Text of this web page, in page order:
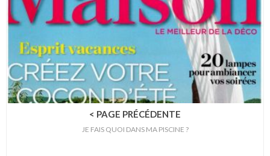
< PAGE PRÉCÉDENTE
JE FAIS QUOI DANS MA PISCINE ?